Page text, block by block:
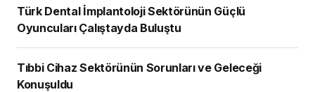
Türk Dental İmplantoloji Sektörünün Güçlü
Oyuncuları Çalıştayda Buluştu
Tıbbi Cihaz Sektörünün Sorunları ve Geleceği
Konuşuldu